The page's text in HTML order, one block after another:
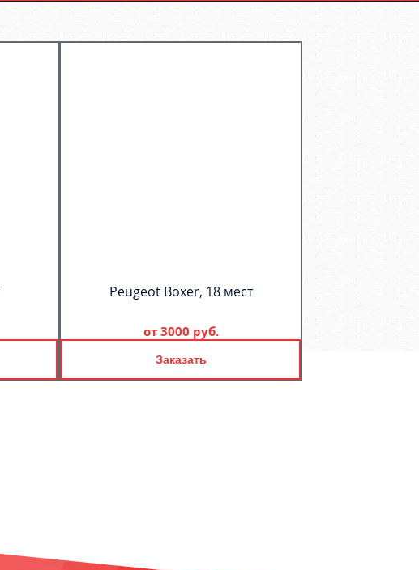
Peugeot Boxer, 18 мест
от 3000 руб.
Заказать